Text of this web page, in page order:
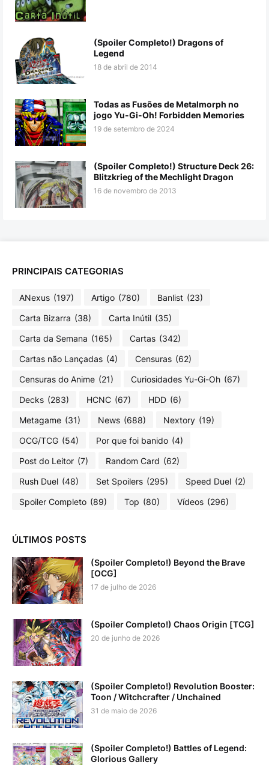
(Spoiler Completo!) Dragons of
Legend
18 de abril de 2014
Todas as Fusões de Metalmorph no
jogo Yu-Gi-Oh! Forbidden Memories
19 de setembro de 2024
(Spoiler Completo!) Structure Deck 26:
Blitzkrieg of the Mechlight Dragon
16 de novembro de 2013
PRINCIPAIS CATEGORIAS
ANexus (197) Artigo (780) Banlist (23)
Carta Bizarra (38) Carta Inútil (35)
Carta da Semana (165) Cartas (342)
Cartas não Lançadas (4) Censuras (62)
Censuras do Anime (21) Curiosidades Yu-Gi-Oh (67)
Decks (283) HCNC (67) HDD (6)
Metagame (31) News (688) Nextory (19)
OCG/TCG (54) Por que foi banido (4)
Post do Leitor (7) Random Card (62)
Rush Duel (48) Set Spoilers (295) Speed Duel (2)
Spoiler Completo (89) Top (80) Vídeos (296)
ÚLTIMOS POSTS
(Spoiler Completo!) Beyond the Brave
[OCG]
17 de julho de 2026
(Spoiler Completo!) Chaos Origin [TCG]
20 de junho de 2026
(Spoiler Completo!) Revolution Booster:
Toon / Witchcrafter / Unchained
31 de maio de 2026
(Spoiler Completo!) Battles of Legend:
Glorious Gallery